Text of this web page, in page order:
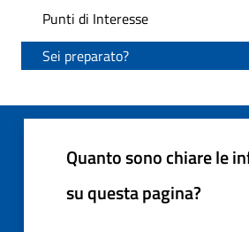
Punti di Interesse
Sei preparato?
Quanto sono chiare le
su questa pagina?